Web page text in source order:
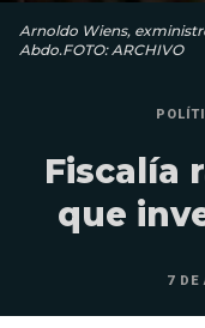
Arnoldo Wiens,
Abdo.FOTO: ARCHIVO
Fiscalía
que
7 DE